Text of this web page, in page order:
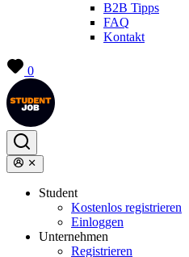
B2B Tipps
FAQ
Kontakt
0
Student
Kostenlos registrieren
Einloggen
Unternehmen
Registrieren